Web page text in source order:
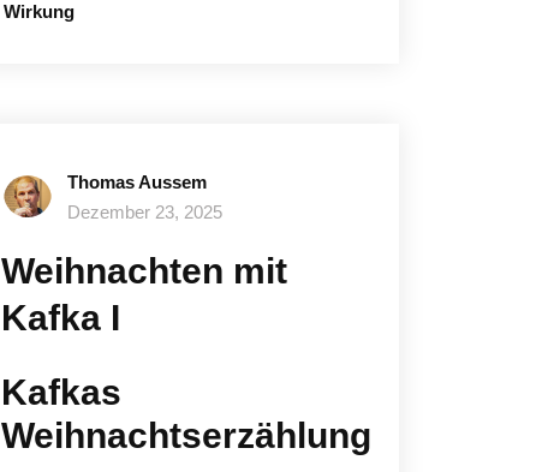
Wirkung
Thomas Aussem
Dezember 23, 2025
Weihnachten mit
Kafka I
Kafkas
Weihnachtserzählung